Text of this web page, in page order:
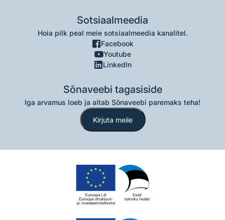
Sotsiaalmeedia
Hoia pilk peal meie sotsiaalmeedia kanalitel.
Facebook
Youtube
LinkedIn
Sõnaveebi tagasiside
Iga arvamus loeb ja aitab Sõnaveebi paremaks teha!
Kirjuta meile